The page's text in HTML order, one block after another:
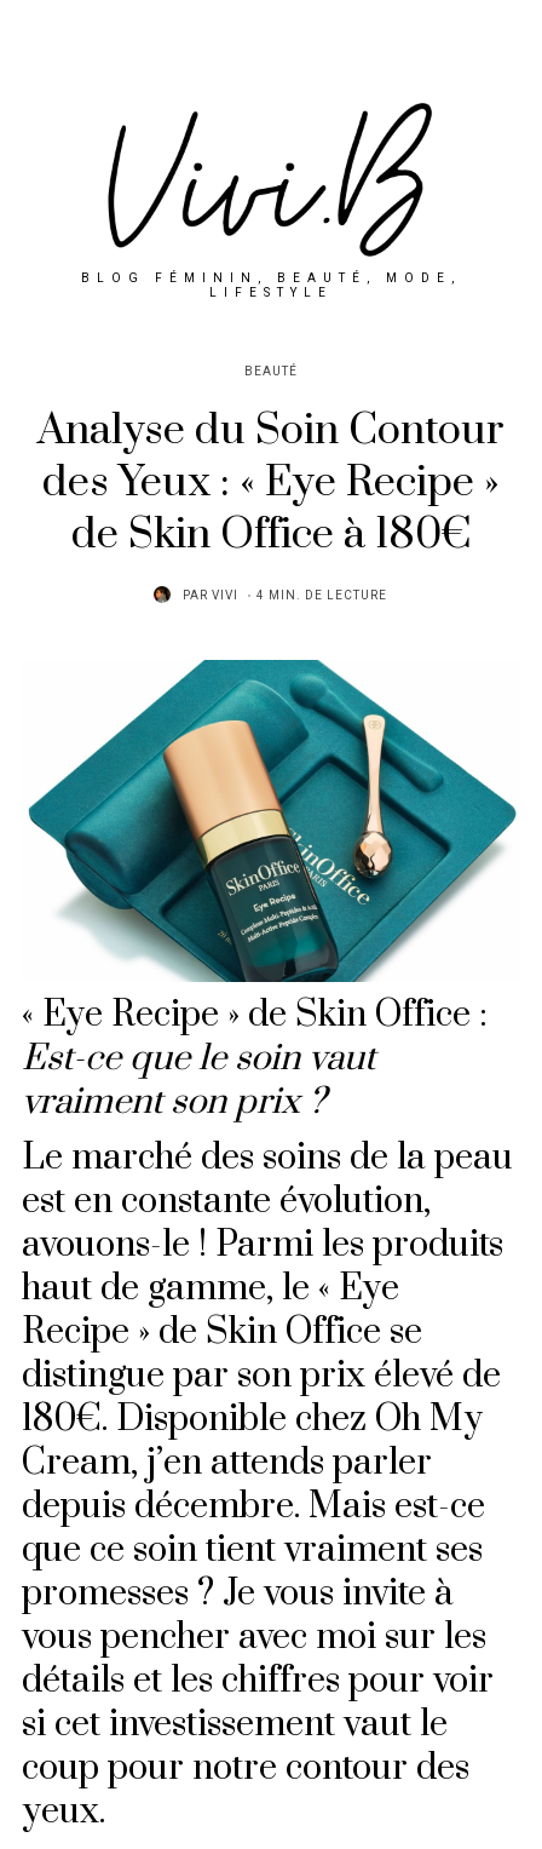
BLOG FÉMININ, BEAUTÉ, MODE,
LIFESTYLE
BEAUTÉ
Analyse du Soin Contour
des Yeux : « Eye Recipe »
de Skin Office à 180€
PAR VIVI 4 MIN. DE LECTURE
« Eye Recipe » de Skin Office :
Est-ce que le soin vaut
vraiment son prix ?
Le marché des soins de la peau
est en constante évolution,
avouons-le ! Parmi les produits
haut de gamme, le « Eye
Recipe » de Skin Office se
distingue par son prix élevé de
180€. Disponible chez Oh My
Cream, j’en attends parler
depuis décembre. Mais est-ce
que ce soin tient vraiment ses
promesses ? Je vous invite à
vous pencher avec moi sur les
détails et les chiffres pour voir
si cet investissement vaut le
coup pour notre contour des
yeux.